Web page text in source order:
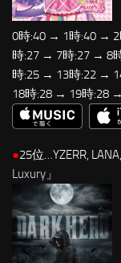
0時:40 → 1時:40 →
時:27 → 7時:27 → 8
時:25 → 13時:22 →
18時:28 → 19時:28
●25位…YZERR,
Luxury 」